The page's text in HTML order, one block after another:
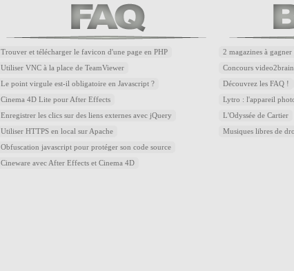
Trouver et télécharger le favicon d'une page en PHP
Utiliser VNC à la place de TeamViewer
Le point virgule est-il obligatoire en Javascript ?
Cinema 4D Lite pour After Effects
Enregistrer les clics sur des liens externes avec jQuery
Utiliser HTTPS en local sur Apache
Obfuscation javascript pour protéger son code source
Cineware avec After Effects et Cinema 4D
2 magazines à gagner
Concours video2brain
Découvrez les FAQ !
Lytro : l'appareil
L'Odyssée de Cartier
Musiques libres de